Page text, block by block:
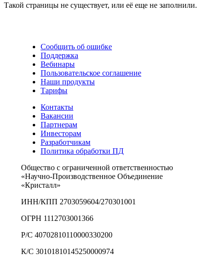
Такой страницы не существует, или её еще не заполнили.
Сообщить об ошибке
Поддержка
Вебинары
Пользовательское соглашение
Наши продукты
Тарифы
Контакты
Вакансии
Партнерам
Инвесторам
Разработчикам
Политика обработки ПД
Общество с ограниченной ответственностью
«Научно-Производственное Объединение
«Кристалл»
ИНН/КПП 2703059604/270301001
ОГРН 1112703001366
Р/С 40702810110000330200
К/С 30101810145250000974